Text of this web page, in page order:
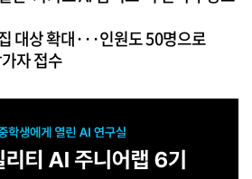
대상 확대···인원도 50명으로
자 접수